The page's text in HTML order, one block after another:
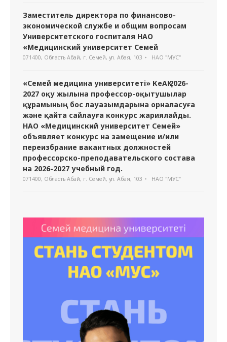
Заместитель директора по финансово-
экономической службе и общим вопросам
Университетского госпиталя НАО
«Медицинский университет Семей
071400, Область Абай, г. Семей, ул. Абая, 103 НАО "МУС"
«Семей медицина университеті» КеАҚ 2026-
2027 оқу жылына профессор-оқытушылар
құрамының бос лауазымдарына орналасуға
және қайта сайлауға конкурс жариялайды.
НАО «Медицинский университет Семей»
объявляет конкурс на замещение и/или
переизбрание вакантных должностей
профессорско-преподавательского состава
на 2026-2027 учебный год.
071400, Область Абай, г. Семей, ул. Абая, 103 НАО "МУС"